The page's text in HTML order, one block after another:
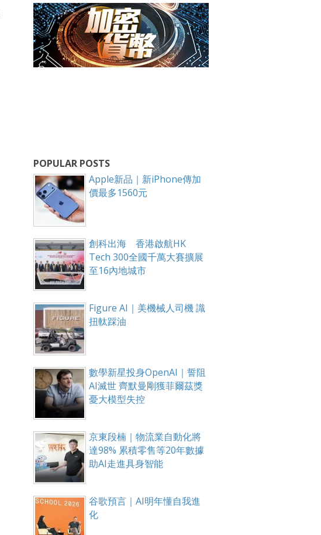
POPULAR POSTS
Apple新品｜新iPhone傳加
價最多1560元
創科出海 香港啟航HK
Tech 300全國千萬大賽擴展
至16內地城市
Figure AI｜美機械人司機 識
扭軚踩油
數學新星投身OpenAI｜誓阻
AI滅世 齊默曼剛獲菲爾茲獎
憂大模型失控
京東段楠｜物流業自動化將
達98% 累積零售等20年數據
助AI走進具身智能
谷歌預言｜AI明年懂自我進
化